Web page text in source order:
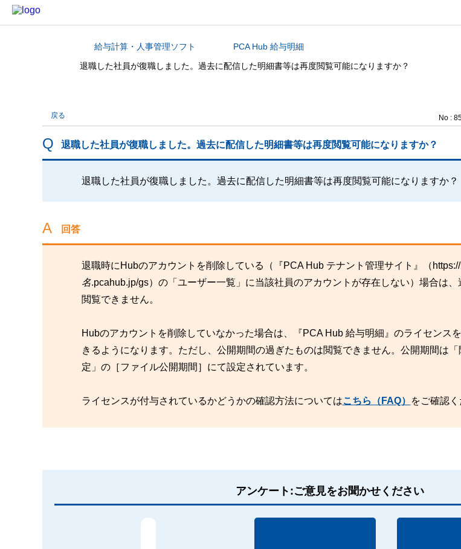
カテゴリから探す給与計算・人事管理ソフト
PCA Hub 給与明細
退職した社員が復職しました。過去に配信した明細書等は再度閲覧可能になりますか？
戻る No :
退職した社員が復職しました。過去に配信した明細書等は再度閲覧可能になりますか？
退職した社員が復職しました。過去に配信した明細書等は再度閲覧可能になりますか？
回答
退職時にHubのアカウントを削除している（『PCA Hub テナント管理サイト』（https://
名.pcahub.jp/gs）の「ユーザー一覧」に当該社員のアカウントが存在しない）場合は
閲覧できません。
Hubのアカウントを削除していなかった場合は、『PCA Hub 給与明細』のライセンス
きるようになります。ただし、公開期間の過ぎたものは閲覧できません。公開期間は
定」の［ファイル公開期間］にて設定されています。
ライセンスが付与されているかどうかの確認方法についてはこちら（FAQ） をご確認く
アンケート:ご意見をお聞かせください